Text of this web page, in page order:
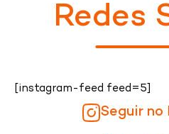
Redes
[instagram-feed feed=5]
Seguir no